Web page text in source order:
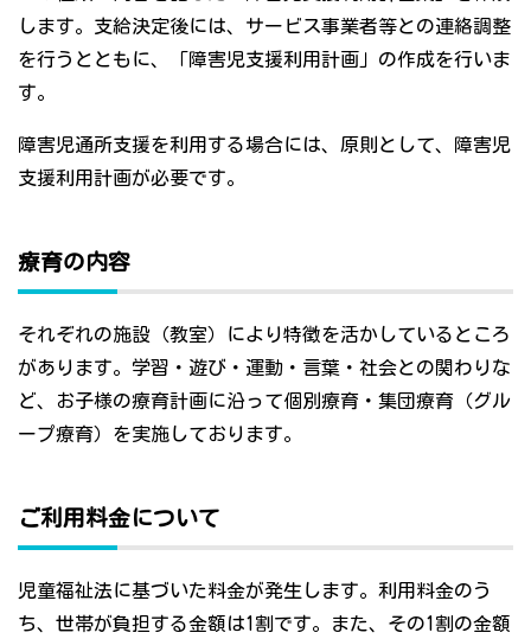
します。支給決定後には、サービス事業者等との連絡調整
を行うとともに、「障害児支援利用計画」の作成を行いま
す。
障害児通所支援を利用する場合には、原則として、障害児
支援利用計画が必要です。
療育の内容
それぞれの施設（教室）により特徴を活かしているところ
があります。学習・遊び・運動・言葉・社会との関わりな
ど、お子様の療育計画に沿って個別療育・集団療育（グル
ープ療育）を実施しております。
ご利用料金について
児童福祉法に基づいた料金が発生します。利用料金のう
ち、世帯が負担する金額は1割です。また、その1割の金額